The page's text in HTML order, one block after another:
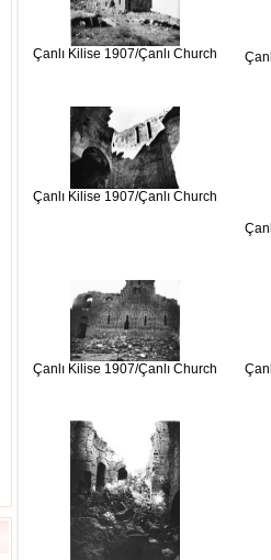
Çanlı Kilise 1907/Çanlı Church
Çanlı Kilise 1907/Çanlı Church
Çanlı Kilise 1907/Çanlı Church